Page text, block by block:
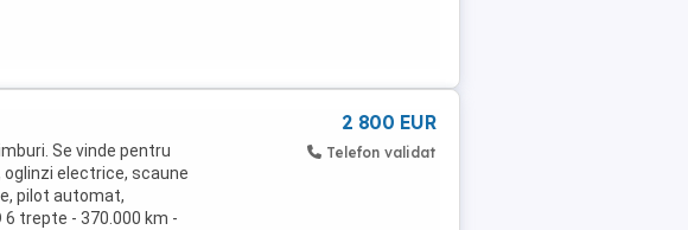
Se vinde pentru
electrice, scaune
pilot automat,
6 trepte - 370.000 km -
2 800 EUR
Telefon validat